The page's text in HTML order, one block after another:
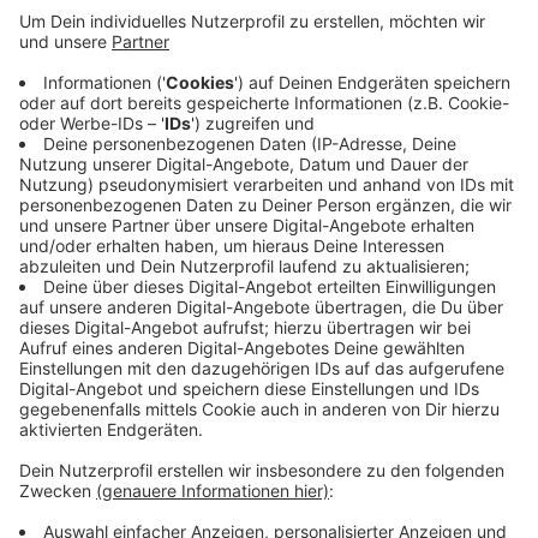
Die Volleyballerinnen der Aachener Ladies in Black
kämpfen am Dienstag um den Einzug ins DVV-
Um 19 Uhr geht es auswärts gegen den USC Münster.
Am Samstag spielten die beiden Teams schon in der
Liga gegeneinander, da unterlagen die Ladies knapp –
die Partie musste in den Tie-Break, also in einen
entscheidenden fünften Satz.
Das Finale, an dem die Ladies in Black möglicherweise
teilnehmen, findet dann am 2. März statt
Anzeige